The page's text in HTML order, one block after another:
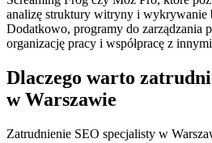
analizę struktury witryny i wykrywanie
Dodatkowo, programy do zarządzania
organizację pracy i współpracę z innymi
Dlaczego warto
w Warszawie
Zatrudnienie SEO specjalisty w